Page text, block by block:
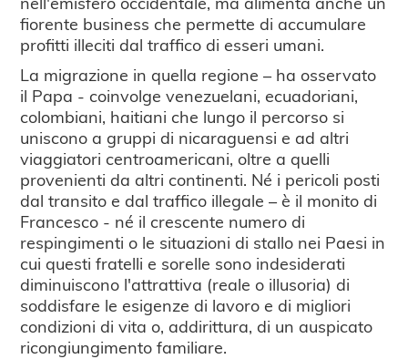
fiorente business che permette di accumulare
profitti illeciti dal traffico di esseri umani.
La migrazione in quella regione – ha osservato
il Papa - coinvolge venezuelani, ecuadoriani,
colombiani, haitiani che lungo il percorso si
uniscono a gruppi di nicaraguensi e ad altri
viaggiatori centroamericani, oltre a quelli
provenienti da altri continenti. Né i pericoli posti
dal transito e dal traffico illegale – è il monito di
Francesco - né il crescente numero di
respingimenti o le situazioni di stallo nei Paesi in
cui questi fratelli e sorelle sono indesiderati
diminuiscono l'attrattiva (reale o illusoria) di
soddisfare le esigenze di lavoro e di migliori
condizioni di vita o, addirittura, di un auspicato
ricongiungimento familiare.